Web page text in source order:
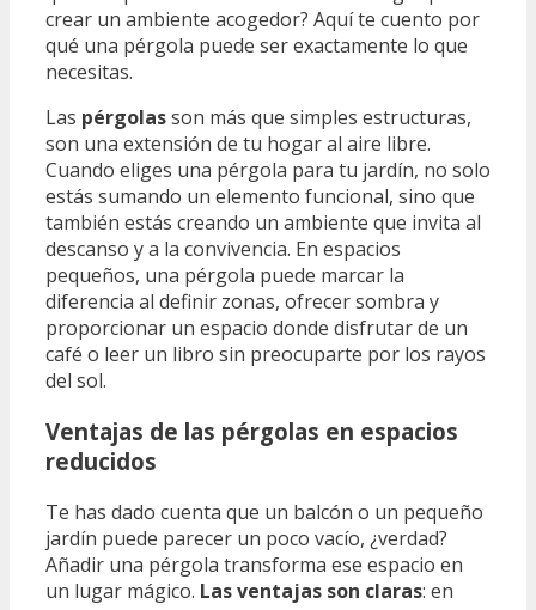
crear un ambiente acogedor? Aquí te cuento por
qué una pérgola puede ser exactamente lo que
necesitas.
Las pérgolasson más que simples estructuras,
son una extensión de tu hogar al aire libre.
Cuando eliges una pérgola para tu jardín, no solo
estás sumando un elemento funcional, sino que
también estás creando un ambiente que invita al
descanso y a la convivencia. En espacios
pequeños, una pérgola puede marcar la
diferencia al definir zonas, ofrecer sombra y
proporcionar un espacio donde disfrutar de un
café o leer un libro sin preocuparte por los rayos
del sol.
Ventajas de las pérgolas en espacios
reducidos
Te has dado cuenta que un balcón o un pequeño
jardín puede parecer un poco vacío, ¿verdad?
Añadir una pérgola transforma ese espacio en
un lugar mágico. Las ventajas son claras: en